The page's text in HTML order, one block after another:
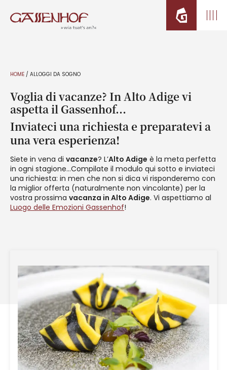
HOME / ALLOGGI DA SOGNO
Voglia di vacanze? In Alto Adige vi
aspetta il Gassenhof…
Inviateci una richiesta e preparatevi a
una vera esperienza!
Siete in vena di vacanze? L’Alto Adige è la meta perfetta
in ogni stagione…Compilate il modulo qui sotto e inviateci
una richiesta: in men che non si dica vi risponderemo con
la miglior offerta (naturalmente non vincolante) per la
vostra prossima vacanza in Alto Adige. Vi aspettiamo al
Luogo delle Emozioni Gassenhof!